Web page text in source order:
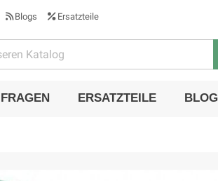
Blogs Ersatzteile
ERSATZTEILE BLOG